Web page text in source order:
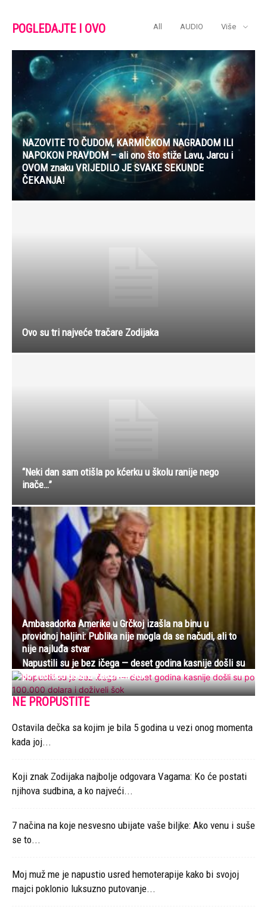
POGLEDAJTE I OVO All AUDIO Više
NAZOVITE TO ČUDOM, KARMIČKOM NAGRADOM ILI
NAPOKON PRAVDOM – ali ono što stiže Lavu, Jarcu i
OVOM znaku VRIJEDILO JE SVAKE SEKUNDE
ČEKANJA!
Ovo su tri najveće tračare Zodijaka
“Neki dan sam otišla po kćerku u školu ranije nego
inače…”
Ambasadorka Amerike u Grčkoj izašla na binu u
providnoj haljini: Publika nije mogla da se načudi, ali to
nije najluđa stvar
Napustili su je bez ičega — deset godina kasnije došli su
po 100.000 dolara i doživeli šok
NE PROPUSTITE
Ostavila dečka sa kojim je bila 5 godina u vezi onog momenta
kada joj...
Koji znak Zodijaka najbolje odgovara Vagama: Ko će postati
njihova sudbina, a ko najveći...
7 načina na koje nesvesno ubijate vaše biljke: Ako venu i suše
se to...
Moj muž me je napustio usred hemoterapije kako bi svojoj
majci poklonio luksuzno putovanje...